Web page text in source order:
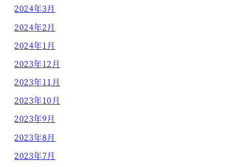
2024年3月
2024年2月
2024年1月
2023年12月
2023年11月
2023年10月
2023年9月
2023年8月
2023年7月